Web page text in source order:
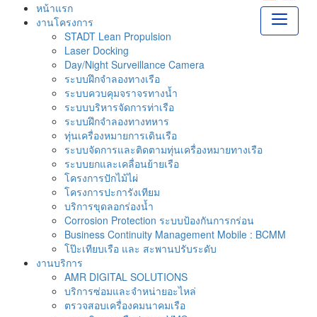
หน้าแรก
งานโครงการ
STADT Lean Propulsion
Laser Docking
Day/Night Surveillance Camera
ระบบฝึกจำลองทางเรือ
ระบบควบคุมจราจรทางน้ำ
ระบบบริหารจัดการท่าเรือ
ระบบฝึกจำลองทางทหาร
ทุ่นเครื่องหมายการเดินเรือ
ระบบจัดการและติดตามทุ่นเครื่องหมายทางเรือ
ระบบยกและเคลื่อนย้ายเรือ
โครงการปักไม้ไผ่
โครงการปะการังเทียม
บริการขุดลอกร่องน้ำ
Corrosion Protection ระบบป้องกันการกร่อน
Business Continuity Management Mobile : BCMM
โป๊ะเทียบเรือ และ สะพานปรับระดับ
งานบริการ
AMR DIGITAL SOLUTIONS
บริการซ่อมและจำหน่ายอะไหล่
ตรวจสอบเครื่องคมนาคมเรือ